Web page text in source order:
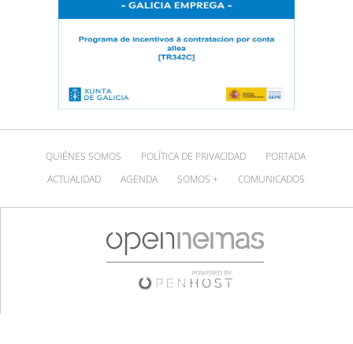
QUIÉNES SOMOS POLÍTICA DE PRIVACIDAD
PORTADA
ACTUALIDAD
AGENDA SOMOS + COMUNICADOS